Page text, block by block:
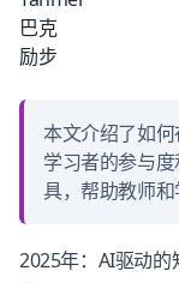
本文介绍了如
学习者的参与
具，帮助教师和
2025年：AI驱动